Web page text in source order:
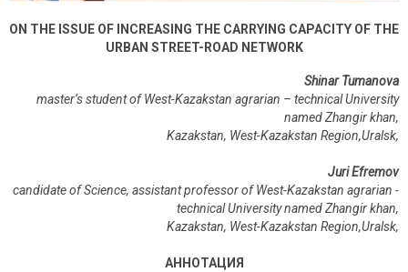
ON THE ISSUE OF INCREASING THE CARRYING CAPACITY OF THE
URBAN STREET-ROAD NETWORK
Shinar Tumanova
master’s studentofWest-Kazakstan agrarian – technical University
named Zhangir khan,
Kazakstan, West-Kazakstan Region,Uralsk,
Juri Efremov
candidate of Science, assistant professor ofWest-Kazakstan agrarian -
technical University named Zhangir khan,
Kazakstan, West-Kazakstan Region,Uralsk,
АННОТАЦИЯ